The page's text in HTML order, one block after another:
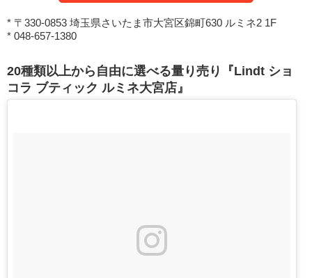
* 〒330-0853 埼玉県さいたま市大宮区錦町630 ルミネ2 1F
* 048-657-1380
20種類以上から自由に選べる量り売り『Lindt ショ
コラ ブティック ルミネ大宮店』